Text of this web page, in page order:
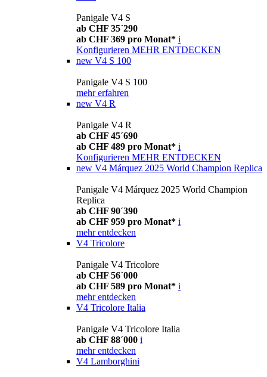
Panigale V4 S
ab CHF 35´290
ab CHF 369 pro Monat* i
Konfigurieren MEHR ENTDECKEN
new V4 S 100
Panigale V4 S 100
mehr erfahren
new V4 R
Panigale V4 R
ab CHF 45´690
ab CHF 489 pro Monat* i
Konfigurieren MEHR ENTDECKEN
new V4 Márquez 2025 World Champion Replica
Panigale V4 Márquez 2025 World Champion
Replica
ab CHF 90´390
ab CHF 959 pro Monat* i
mehr entdecken
V4 Tricolore
Panigale V4 Tricolore
ab CHF 56´000
ab CHF 589 pro Monat* i
mehr entdecken
V4 Tricolore Italia
Panigale V4 Tricolore Italia
ab CHF 88´000 i
mehr entdecken
V4 Lamborghini